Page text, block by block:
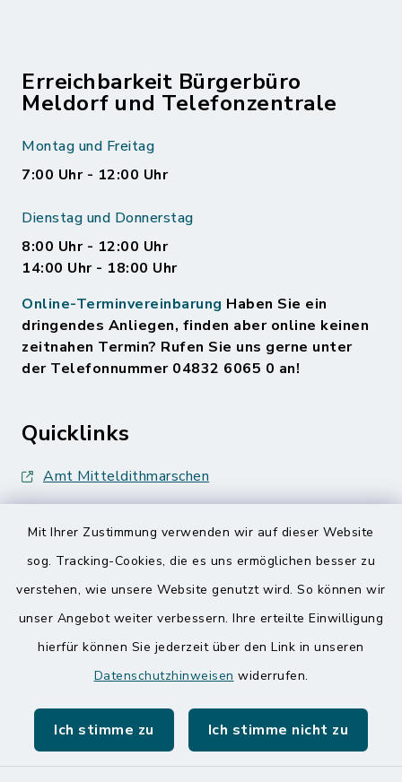
Mit Ihrer Zustimmung verwenden wir auf dieser Website
sog. Tracking-Cookies, die es uns ermöglichen besser zu
verstehen, wie unsere Website genutzt wird. So können wir
unser Angebot weiter verbessern. Ihre erteilte Einwilligung
hierfür können Sie jederzeit über den Link in unseren
Datenschutzhinweisen widerrufen.
Ich stimme zu Ich stimme nicht zu
Erreichbarkeit Bürgerbüro
Meldorf und Telefonzentrale
Montag und Freitag
7:00 Uhr - 12:00 Uhr
Dienstag und Donnerstag
8:00 Uhr - 12:00 Uhr
14:00 Uhr - 18:00 Uhr
Online-Terminvereinbarung Haben Sie ein
dringendes Anliegen, finden aber online keinen
zeitnahen Termin? Rufen Sie uns gerne unter
der Telefonnummer 04832 6065 0 an!
Quicklinks
Amt Mitteldithmarschen
Nationalpark Wattenmeer
Kontakt
Barrierefreiheit